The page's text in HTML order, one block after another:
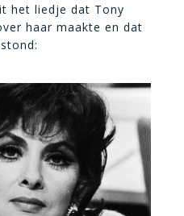
het liedje dat Tony
haar maakte en dat